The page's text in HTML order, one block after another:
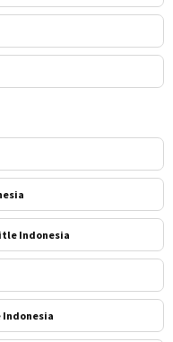
Indonesia
Indonesia